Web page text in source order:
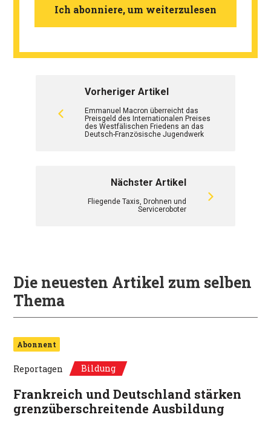
Ich abonniere, um weiterzulesen
Vorheriger Artikel
Emmanuel Macron überreicht das
Preisgeld des Internationalen Preises
des Westfälischen Friedens an das
Deutsch-Französische Jugendwerk
Nächster Artikel
Fliegende Taxis, Drohnen und
Serviceroboter
Die neuesten Artikel zum selben
Thema
Abonnent
Reportagen Bildung
Frankreich und Deutschland stärken
grenzüberschreitende Ausbildung